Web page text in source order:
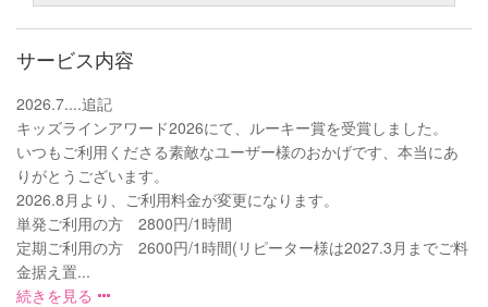
サービス内容
2026.7....追記
キッズラインアワード2026にて、ルーキー賞を受賞しました。
いつもご利用くださる素敵なユーザー様のおかげです、本当にあ
りがとうございます。
2026.8月より、ご利用料金が変更になります。
単発ご利用の方 2800円/1時間
定期ご利用の方 2600円/1時間(リピーター様は2027.3月までご料
金据え置...
続きを見る